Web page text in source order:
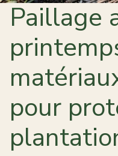
Paillage
pour